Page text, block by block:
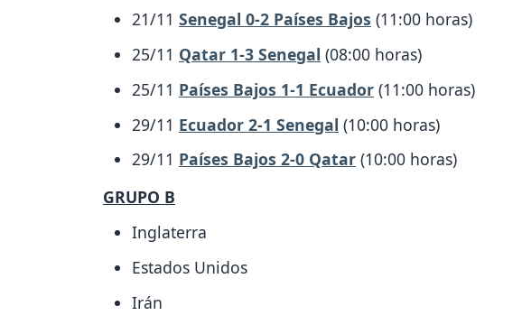
21/11 Senegal 0-2 Países Bajos (11:00 horas)
25/11 Qatar 1-3 Senegal (08:00 horas)
25/11 Países Bajos 1-1 Ecuador (11:00 horas)
29/11 Ecuador 2-1 Senegal (10:00 horas)
29/11 Países Bajos 2-0 Qatar (10:00 horas)
GRUPO B
Inglaterra
Estados Unidos
Irán